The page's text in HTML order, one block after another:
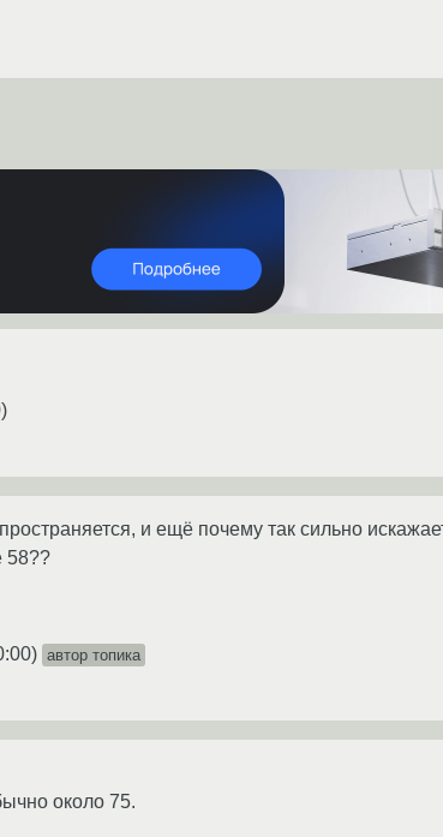
)
и ещё почему так сильно
58??
) автор топика
около 75.